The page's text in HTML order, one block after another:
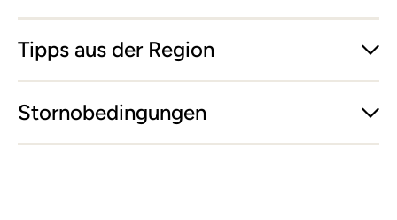
Tipps aus der Region
Stornobedingungen